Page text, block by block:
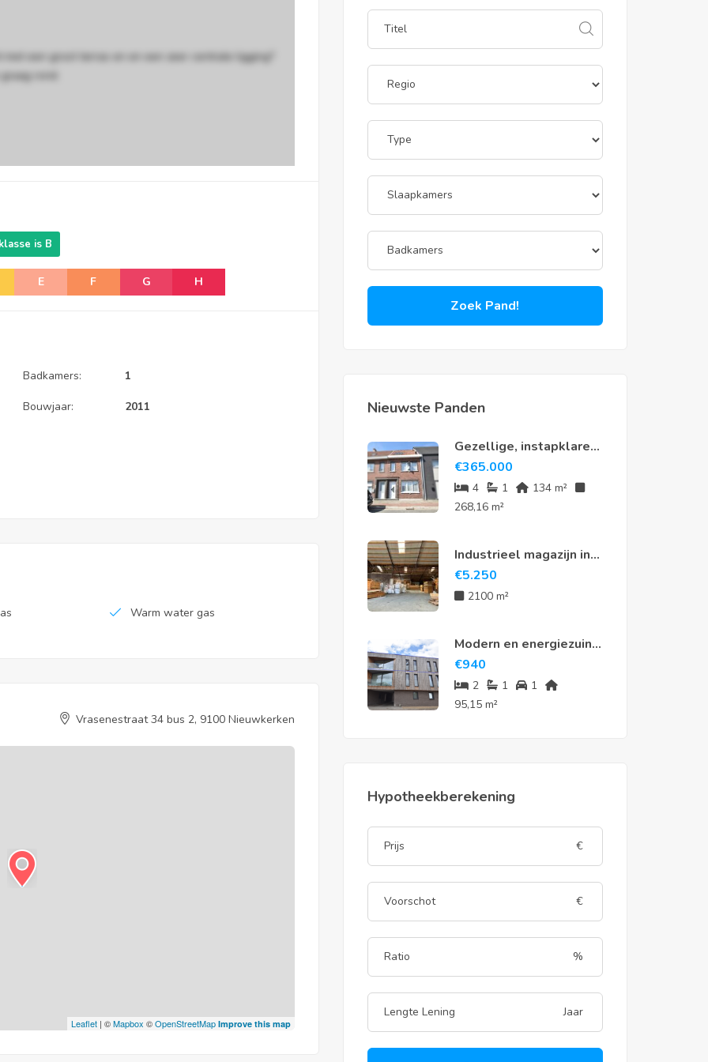
een groot terras en en een zeer centrale ligging?
rond.
is B
E F G H
Badkamers: 1
Bouwjaar: 2011
Warm water gas
Vrasenestraat 34 bus 2, 9100 Nieuwkerken
Leaflet | ©Mapbox ©OpenStreetMap Improve this map
Zoek Pand!
Nieuwste Panden
Gezellige, instapklare
rijwoning met 4
slaapkamers en tuin in
hartje Meerdonk
€365.000
4 1
134 m²
268,16 m²
Industrieel magazijn in
Sint-Niklaas
€5.250
2100 m²
Modern en energiezuinig
appartement te huur in
hartje Nieuwkerken-
Waas
€940
2 1
1
95,15 m²
Hypotheekberekening
€
€
%
Jaar